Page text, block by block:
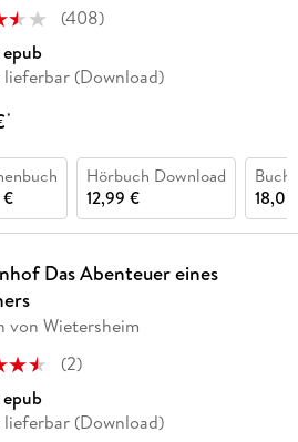
(408)
(Download)
*
Hörbuch Download
12,99 €
Buch
Das Abenteuer eines
von Wietersheim
(2)
(Download)